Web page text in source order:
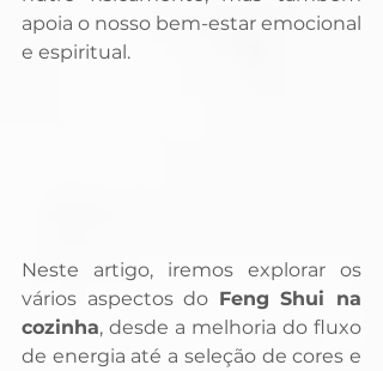
apoia o nosso bem-estar emocional
e espiritual.
Neste artigo, iremos explorar os
vários aspectos do Feng Shui na
cozinha, desde a melhoria do fluxo
de energia até a seleção de cores e